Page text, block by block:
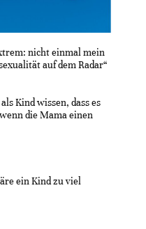
nicht einmal mein
auf dem Radar“
Kind wissen, dass es
die Mama einen
ein Kind zu viel